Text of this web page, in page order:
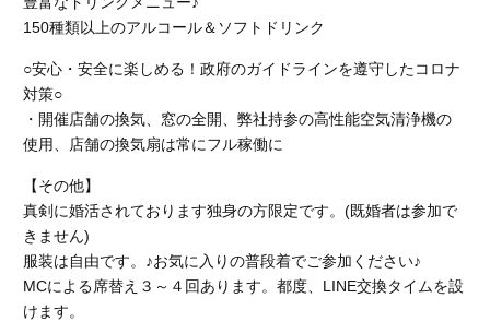
150種類以上のアルコール＆ソフトドリンク
○安心・安全に楽しめる！政府のガイドラインを遵守したコロナ
対策○
・開催店舗の換気、窓の全開、弊社持参の高性能空気清浄機の
使用、店舗の換気扇は常にフル稼働に
【その他】
真剣に婚活されております独身の方限定です。(既婚者は参加で
きません)
服装は自由です。♪お気に入りの普段着でご参加ください♪
MCによる席替え３～４回あります。都度、LINE交換タイムを設
けます。